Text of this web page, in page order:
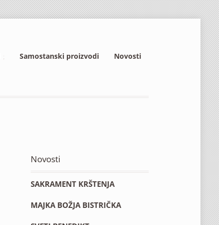
Samostanski proizvodi Novosti
Novosti
SAKRAMENT KRŠTENJA
MAJKA BOŽJA BISTRIČKA